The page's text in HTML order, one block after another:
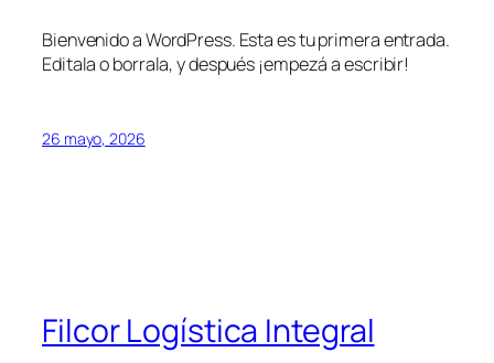
Bienvenido a WordPress. Esta es tu primera entrada.
Editala o borrala, y después ¡empezá a escribir!
26 mayo, 2026
Filcor Logística Integral